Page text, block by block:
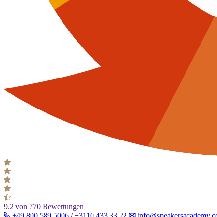
9.2 von 770 Bewertungen
+49 800 589 5006 / +3110 433 33 22